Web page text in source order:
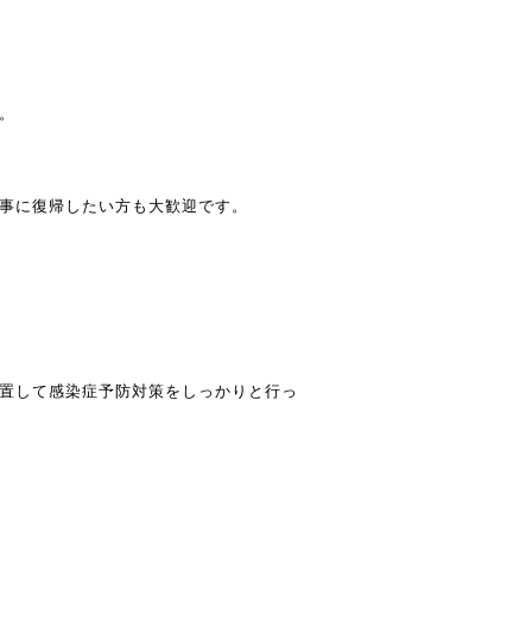
に復帰したい方も大歓迎です。
して感染症予防対策をしっかりと行っ